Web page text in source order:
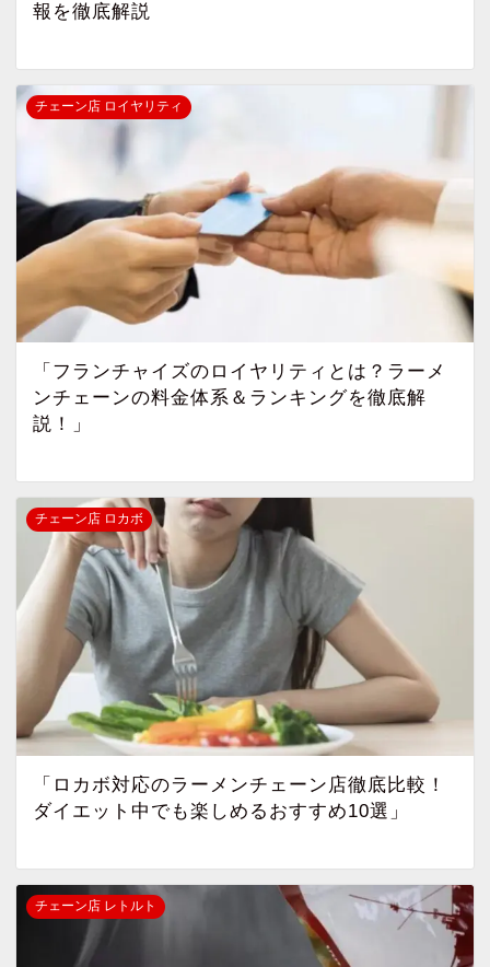
報を徹底解説
チェーン店 ロイヤリティ
「フランチャイズのロイヤリティとは？ラーメ
ンチェーンの料金体系＆ランキングを徹底解
説！」
チェーン店 ロカボ
「ロカボ対応のラーメンチェーン店徹底比較！
ダイエット中でも楽しめるおすすめ10選」
チェーン店 レトルト